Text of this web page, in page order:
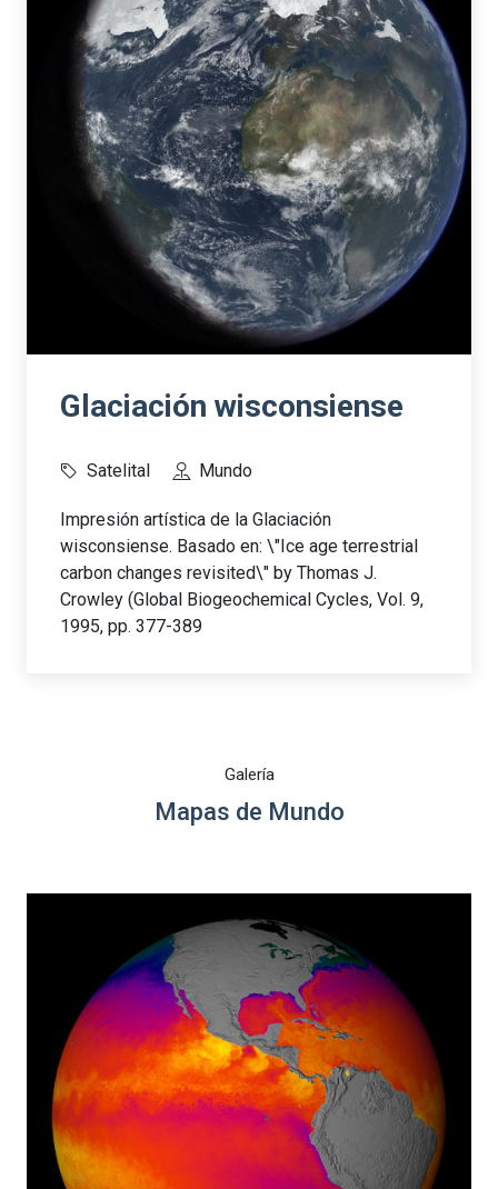
Glaciación wisconsiense
Satelital Mundo
Impresión artística de la Glaciación
wisconsiense. Basado en: \"Ice age terrestrial
carbon changes revisited\" by Thomas J.
Crowley (Global Biogeochemical Cycles, Vol. 9,
1995, pp. 377-389
Galería
Mapas de Mundo